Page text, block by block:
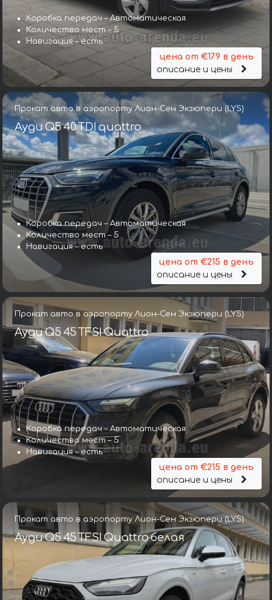
Коробка передач – Автоматическая
Количество мест – 5
Навигация – есть
цена от €179 в день
описание и цены
Прокат авто в аэропорту Лион-Сен Экзюпери (LYS)
Ауди Q5 40 TDI quattro
Коробка передач – Автоматическая
Количество мест – 5
Навигация – есть
цена от €215 в день
описание и цены
Прокат авто в аэропорту Лион-Сен Экзюпери (LYS)
Ауди Q5 45 TFSI Quattro
Коробка передач – Автоматическая
Количество мест – 5
Навигация – есть
цена от €215 в день
описание и цены
Прокат авто в аэропорту Лион-Сен Экзюпери (LYS)
Ауди Q5 45 TFSI Quattro белая